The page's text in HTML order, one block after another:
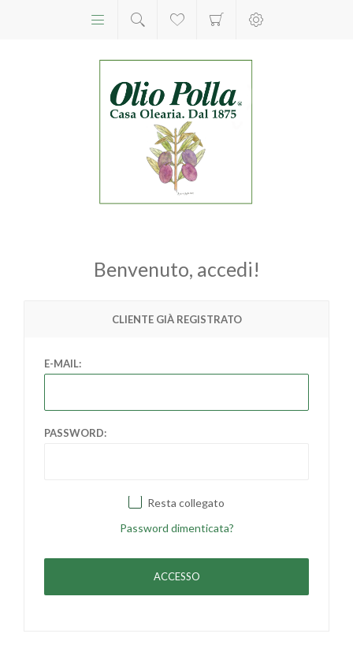
Benvenuto, accedi!
CLIENTE GIÀ REGISTRATO
E-MAIL:
PASSWORD:
Resta collegato
Password dimenticata?